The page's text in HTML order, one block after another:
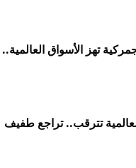
وماينتظرنا اليوم 14/7: الرسوم الجمركية تهز الأسواق العالمية..
وماينتظرنا اليوم 12/6: الأسواق العالمية تترقب.. تراجع طفيف